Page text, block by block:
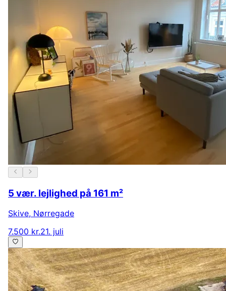
5 vær. lejlighed på 161 m²
Skive, Nørregade
7.500 kr.21. juli